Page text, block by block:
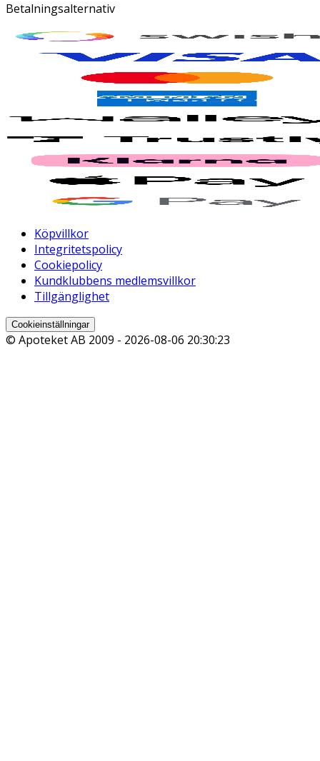
Betalningsalternativ
Köpvillkor
Integritetspolicy
Cookiepolicy
Kundklubbens medlemsvillkor
Tillgänglighet
Cookieinställningar
© Apoteket AB 2009 - 2026-08-06 20:30:23